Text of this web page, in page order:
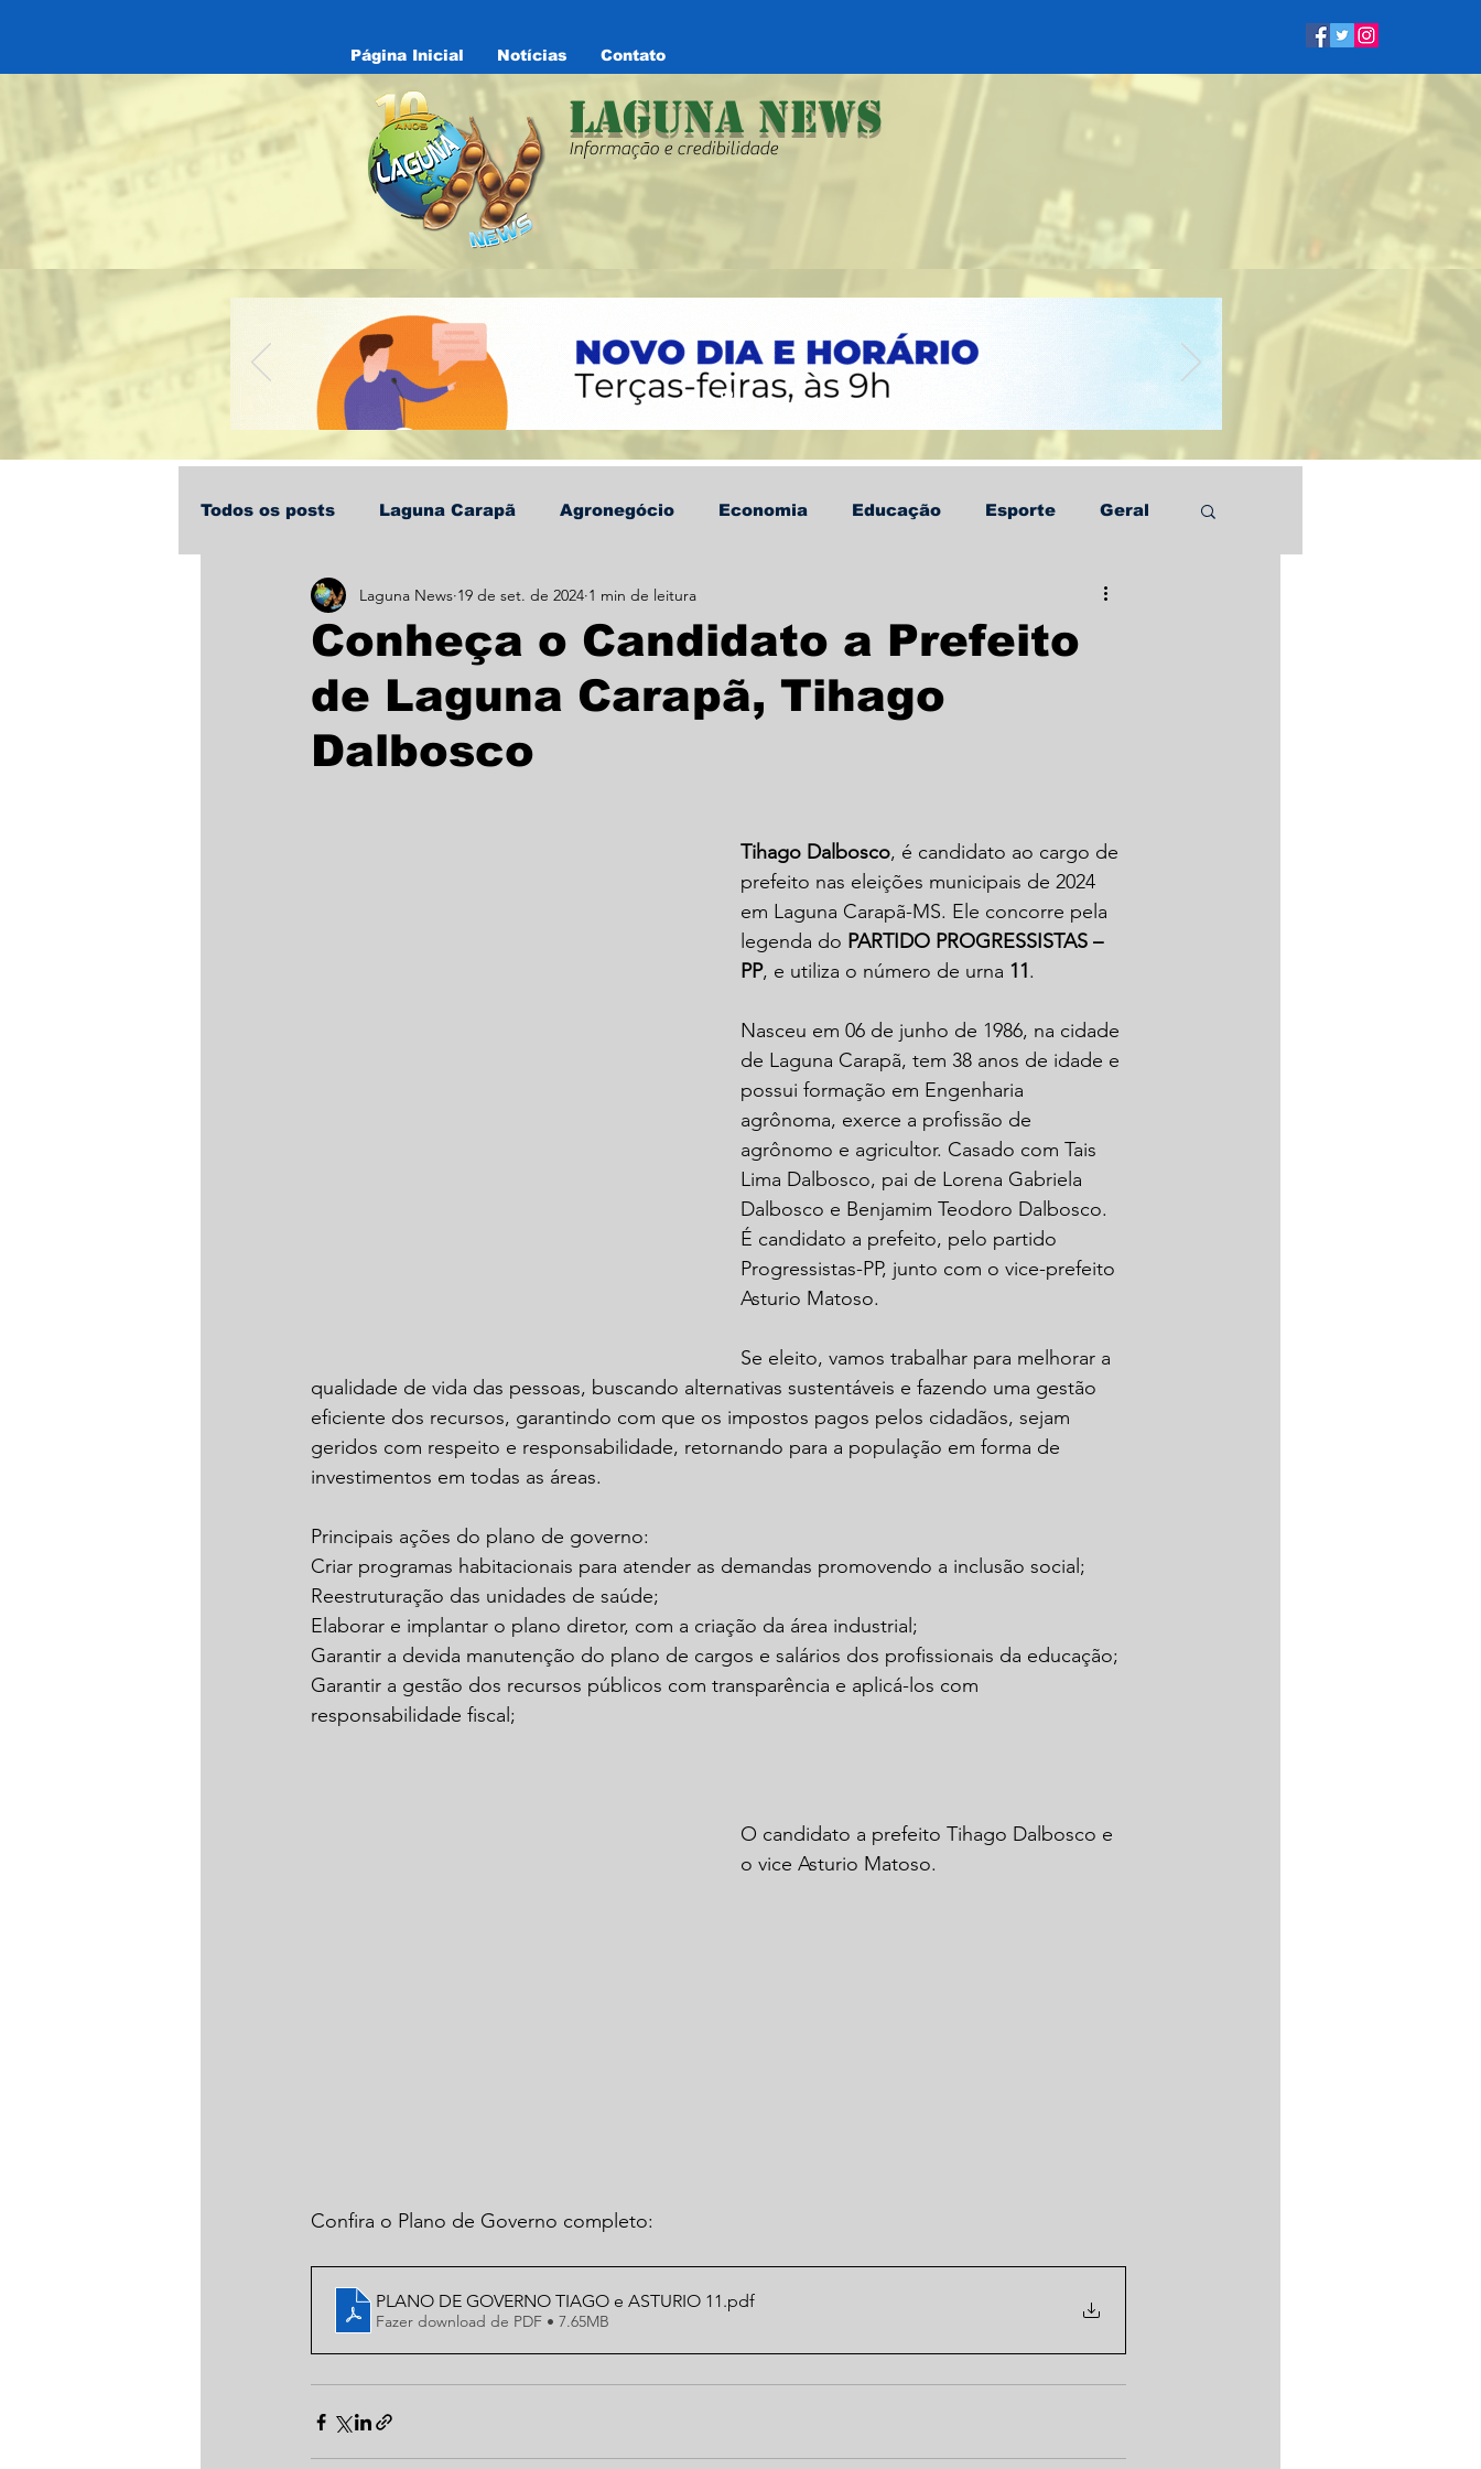
Página Inicial Notícias Contato
Laguna News
Informação e credibilidade
Todos os posts Laguna Carapã Agronegócio Economia Educação Esporte Geral
Policial Política Saúde Informe Publicitário
Conheça o Candidato a Prefeito
de Laguna Carapã, Tihago
Dalbosco
Laguna News 19 de set. de 2024 1 min de leitura
Tihago Dalbosco, é candidato ao cargo de
prefeito nas eleições municipais de 2024
em Laguna Carapã-MS. Ele concorre pela
legenda do PARTIDO PROGRESSISTAS –
PP, e utiliza o número de urna 11.
Nasceu em 06 de junho de 1986, na cidade
de Laguna Carapã, tem 38 anos de idade e
possui formação em Engenharia
agrônoma, exerce a profissão de
agrônomo e agricultor. Casado com Tais
Lima Dalbosco, pai de Lorena Gabriela
Dalbosco e Benjamim Teodoro Dalbosco.
É candidato a prefeito, pelo partido
Progressistas-PP, junto com o vice-prefeito
Asturio Matoso.
Se eleito, vamos trabalhar para melhorar a
qualidade de vida das pessoas, buscando alternativas sustentáveis e fazendo uma gestão
eficiente dos recursos, garantindo com que os impostos pagos pelos cidadãos, sejam
geridos com respeito e responsabilidade, retornando para a população em forma de
investimentos em todas as áreas.
Principais ações do plano de governo:
Criar programas habitacionais para atender as demandas promovendo a inclusão social;
Reestruturação das unidades de saúde;
Elaborar e implantar o plano diretor, com a criação da área industrial;
Garantir a devida manutenção do plano de cargos e salários dos profissionais da educação;
Garantir a gestão dos recursos públicos com transparência e aplicá-los com
responsabilidade fiscal;
O candidato a prefeito Tihago Dalbosco e
o vice Asturio Matoso.
Confira o Plano de Governo completo:
PLANO DE GOVERNO TIAGO e ASTURIO 11.pdf
Fazer download de PDF • 7.65MB